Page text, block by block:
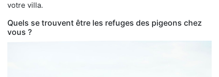
votre villa.
Quels se trouvent être les refuges des pigeons chez
vous ?